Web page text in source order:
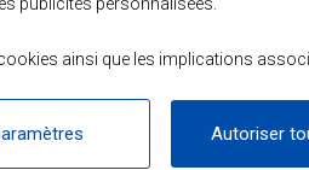
ainsi que les implications
Autoriser